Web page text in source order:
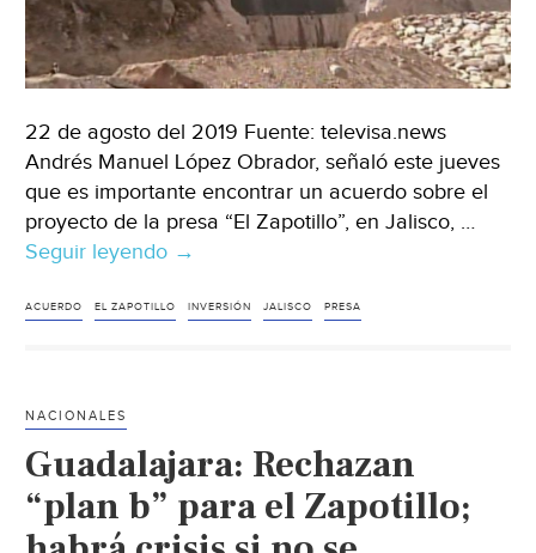
22 de agosto del 2019 Fuente: televisa.news
Andrés Manuel López Obrador, señaló este jueves
que es importante encontrar un acuerdo sobre el
proyecto de la presa “El Zapotillo”, en Jalisco, …
Seguir leyendo Guadalajara:
se
en
presa
→
ACUERDO EL ZAPOTILLO INVERSIÓN JALISCO PRESA
NACIONALES
Guadalajara: Rechazan
“plan b” para el Zapotillo;